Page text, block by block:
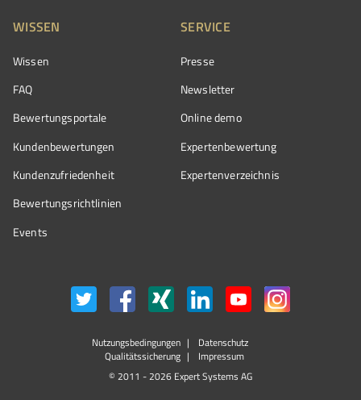
WISSEN
Wissen
FAQ
Bewertungsportale
Kundenbewertungen
Kundenzufriedenheit
Bewertungs­richtlinien
Events
SERVICE
Presse
Newsletter
Online demo
Expertenbewertung
Expertenverzeichnis
Nutzungsbedingungen
Datenschutz
Qualitätssicherung
Impressum
© 2011 - 2026 Expert Systems AG